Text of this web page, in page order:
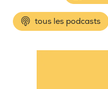
tous les podcasts